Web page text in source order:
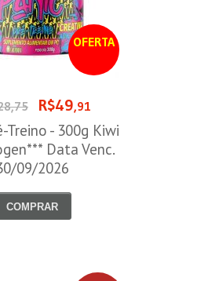
OFERTA
R$49,91
Treino - 300g Kiwi
Data Venc.
09/2026
COMPRAR